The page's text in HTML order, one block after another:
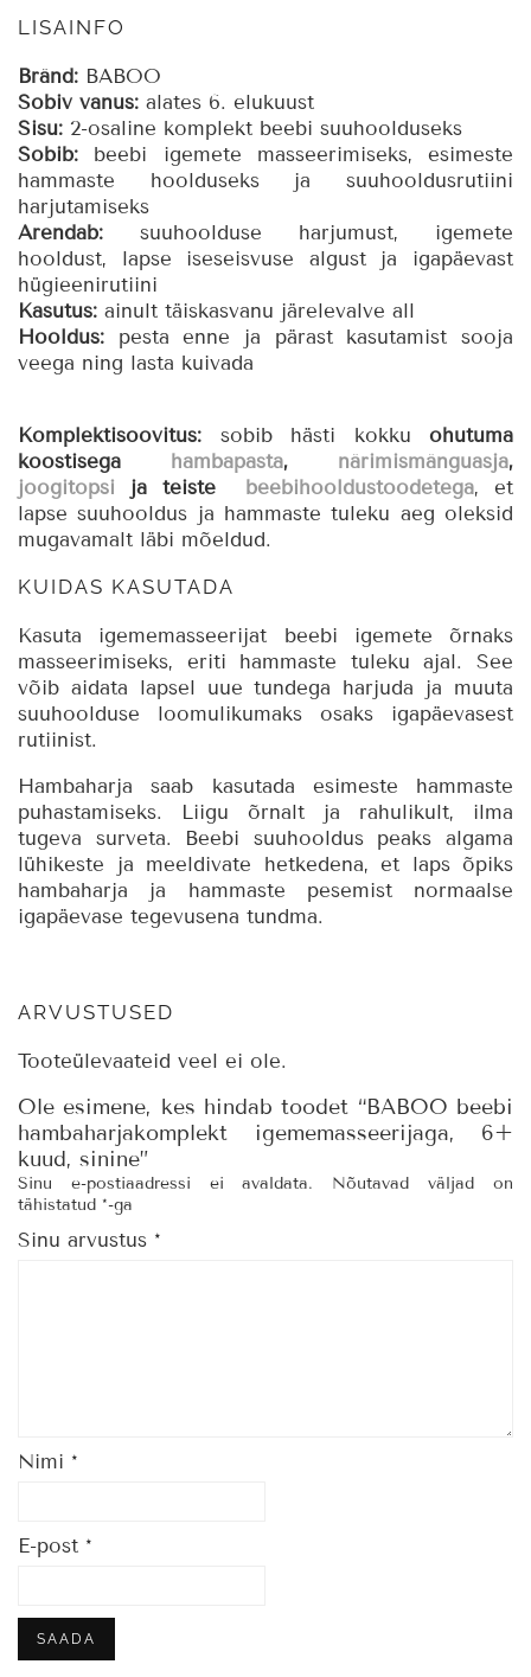
igememasseerijaga,
kuud,
sinine
kogus
LISAINFO
Bränd: BABOO
Sobiv vanus: alates 6. elukuust
Sisu: 2-osaline komplekt beebi suuhoolduseks
Sobib: beebi igemete masseerimiseks, esimeste
hammaste hoolduseks ja suuhooldusrutiini
harjutamiseks
Arendab: suuhoolduse harjumust, igemete
hooldust, lapse iseseisvuse algust ja igapäevast
hügieenirutiini
Kasutus: ainult täiskasvanu järelevalve all
Hooldus: pesta enne ja pärast kasutamist sooja
veega ning lasta kuivada
Komplektisoovitus: sobib hästi kokku ohutuma
koostisega hambapasta, närimismänguasja,
joogitopsi ja teiste beebihooldustoodetega, et
lapse suuhooldus ja hammaste tuleku aeg oleksid
mugavamalt läbi mõeldud.
KUIDAS KASUTADA
Kasuta igememasseerijat beebi igemete õrnaks
masseerimiseks, eriti hammaste tuleku ajal. See
võib aidata lapsel uue tundega harjuda ja muuta
suuhoolduse loomulikumaks osaks igapäevasest
rutiinist.
Hambaharja saab kasutada esimeste hammaste
puhastamiseks. Liigu õrnalt ja rahulikult, ilma
tugeva surveta. Beebi suuhooldus peaks algama
lühikeste ja meeldivate hetkedena, et laps õpiks
hambaharja ja hammaste pesemist normaalse
igapäevase tegevusena tundma.
ARVUSTUSED
Tooteülevaateid veel ei ole.
Ole esimene, kes hindab toodet “BABOO beebi
hambaharjakomplekt igememasseerijaga, 6+
kuud, sinine”
Sinu e-postiaadressi ei avaldata.
Nõutavad väljad on
tähistatud *-ga
Sinu arvustus *
Nimi *
E-post *